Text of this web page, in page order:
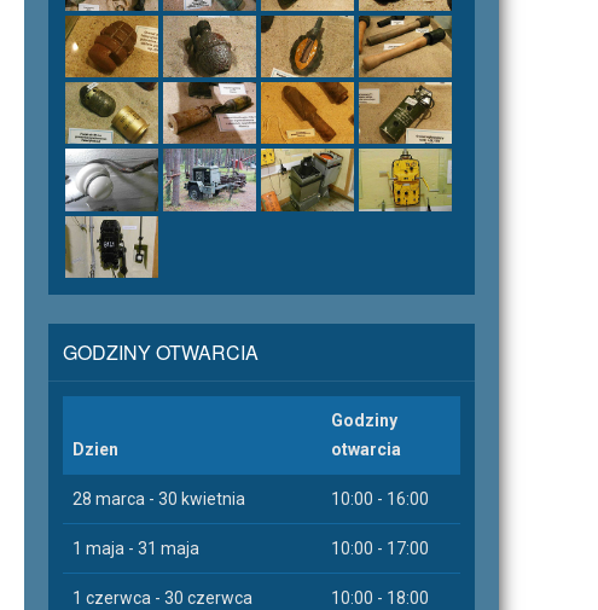
GODZINY OTWARCIA
Dzien
Godziny
otwarcia
28 marca - 30 kwietnia 10:00 - 16:00
1 maja - 31 maja 10:00 - 17:00
1 czerwca - 30 czerwca 10:00 - 18:00